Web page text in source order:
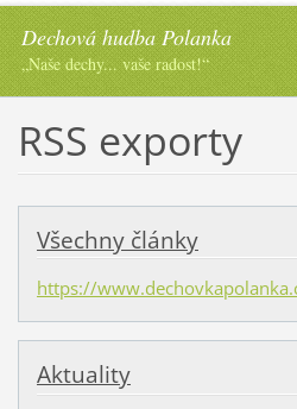
Dechová hudba Polanka
„Naše dechy... vaše radost!“
RSS exporty
Všechny články
https://
Aktuality